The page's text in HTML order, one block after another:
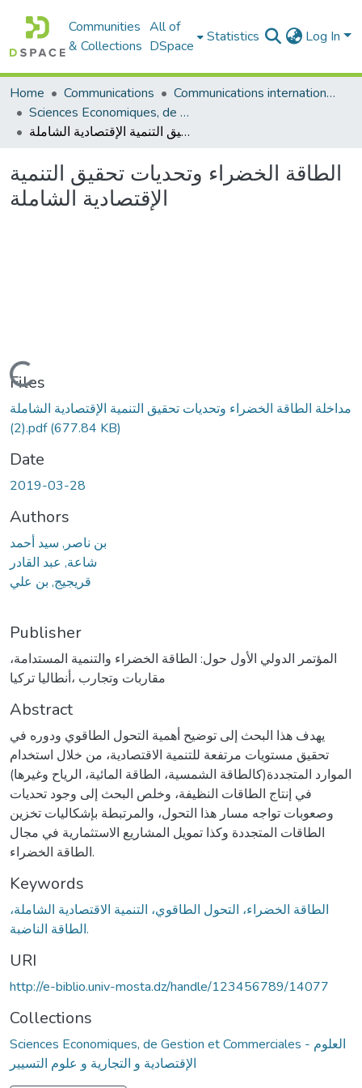
Communities
& Collections
All of
DSpace
Statistics Log In
Home Communications
Communications internationales (مداخلات دولية)
Sciences Economiques, de Gestion et Commerciales - العلوم الإقتصادية و التجارية و علوم التسيير
الطاقة الخضراء وتحديات تحقيق التنمية الإقتصادية الشاملة
الطاقة الخضراء وتحديات تحقيق التنمية
الإقتصادية الشاملة
Loading...
Files
مداخلة الطاقة الخضراء وتحديات تحقيق التنمية الإقتصادية الشاملة
(2).pdf(677.84 KB)
Date
2019-03-28
Authors
بن ناصر, سيد أحمد
شاعة, عبد القادر
قريجيج, بن علي
Publisher
المؤتمر الدولي الأول حول: الطاقة الخضراء والتنمية المستدامة،
مقاربات وتجارب ،أنطاليا تركيا
Abstract
يهدف هذا البحث إلى توضيح أهمية التحول الطاقوي ودوره في
تحقيق مستويات مرتفعة للتنمية الاقتصادية، من خلال استخدام
الموارد المتجددة(كالطاقة الشمسية، الطاقة المائية، الرياح وغيرها)
في إنتاج الطاقات النظيفة، وخلص البحث إلى وجود تحديات
وصعوبات تواجه مسار هذا التحول، والمرتبطة بإشكاليات تخزين
الطاقات المتجددة وكذا تمويل المشاريع الاستثمارية في مجال
الطاقة الخضراء.
Keywords
الطاقة الخضراء، التحول الطاقوي، التنمية الاقتصادية الشاملة،
الطاقة الناضبة.
URI
http://e-biblio.univ-mosta.dz/handle/123456789/14077
Collections
Sciences Economiques, de Gestion et Commerciales - العلوم
الإقتصادية و التجارية و علوم التسيير